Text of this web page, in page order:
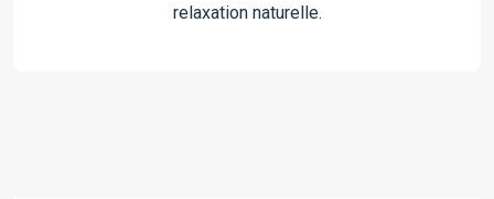
relaxation naturelle.